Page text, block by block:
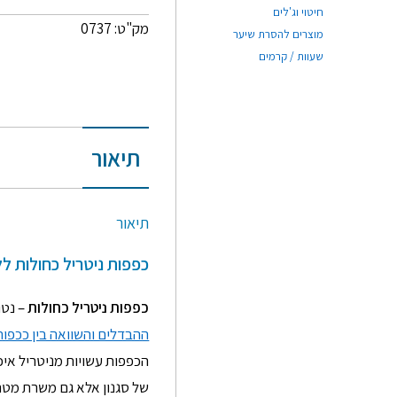
מק"ט: 0737
תיאור
תיאור
כפפות ניטריל
כפפות ניטריל כחולות–
ההבדלים והשוואה בין
הכפפות עשויות מניטריל
של סגנון אלא גם משרת
חיטוי וג'לים
מוצרים להסרת שיער
שעוות / קרמים